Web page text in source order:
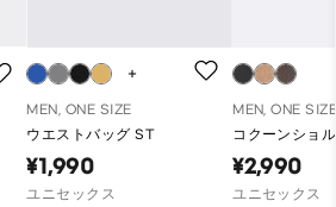
MEN, ONE SIZE
ウエストバッグ ST
¥1,990
ユニセックス
MEN, ONE
コクーンショ
¥2,990
ユニセックス